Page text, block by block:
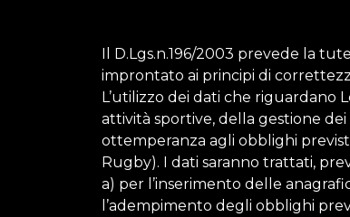
Il D.Lgs.n.196/2003 prevede la
improntato ai principi di
L’utilizzo dei dati che riguardano
attività sportive, della gestione
ottemperanza agli obblighi
Rugby). I dati saranno trattati,
a) per l’inserimento delle
l’adempimento degli obblighi